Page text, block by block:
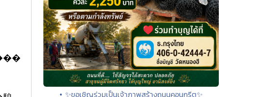
• ✨ขอเชิญร่วมเป็นเจ้าภาพสร้างถนนคอนกรีต✨